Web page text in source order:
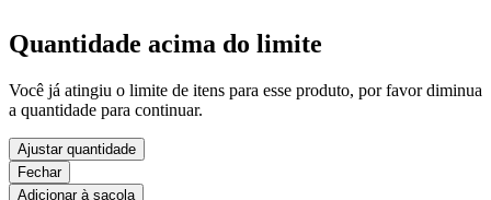
Quantidade acima do limite
Você já atingiu o limite de itens para esse produto, por favor diminua
a quantidade para continuar.
Ajustar quantidade
Fechar
Adicionar à sacola